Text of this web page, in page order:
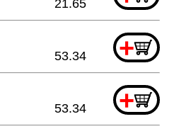
21.65
+
53.34
+
53.34